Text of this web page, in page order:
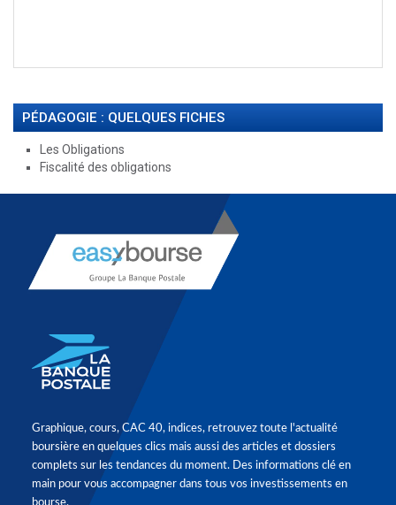
PÉDAGOGIE : QUELQUES FICHES
Les Obligations
Fiscalité des obligations
Graphique, cours, CAC 40, indices, retrouvez toute l'actualité
boursière en quelques clics mais aussi des articles et dossiers
complets sur les tendances du moment. Des informations clé en
main pour vous accompagner dans tous vos investissements en